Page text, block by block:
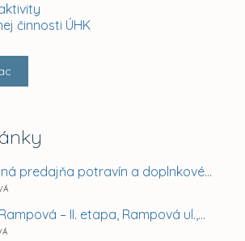
činnosti ÚHK
Samoobslužná predajňa potravín a doplnkového tovaru
Rampová – II. etapa, Rampová ul.,...